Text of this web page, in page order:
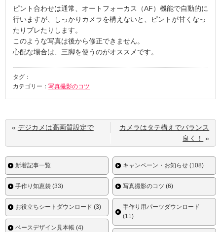
ピント合わせは通常、オートフォーカス（AF）機能で自動的に
行いますが、しっかりカメラを構えないと、ピントが甘くなっ
たりブレたりします。
このような写真は後から修正できません。
心配な場合は、三脚を使うのがオススメです。
タグ：
カテゴリー： 写真撮影のコツ
« デジカメは高画質設定で
カメラはタテ構えでバランス
良く！
»
新着記事一覧 キャンペーン・お知らせ (108)
手作り知恵袋 (33) 写真撮影のコツ (6)
お役立ちシートダウンロード (3)
手作り用パーツダウンロード
(11)
ベースデザイン見本帳 (4)